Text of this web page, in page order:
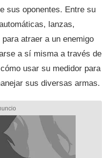
sus oponentes. Entre su
lanzas,
atraer a un enemigo
a sí misma a través de
usar su medidor para
sus diversas armas.